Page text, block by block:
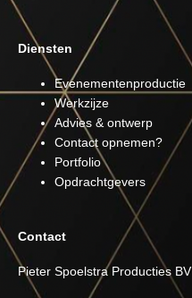
Diensten
Evenementenproductie
Werkzijze
Advies & ontwerp
Contact opnemen?
Portfolio
Opdrachtgevers
Contact
Pieter Spoelstra Producties BV